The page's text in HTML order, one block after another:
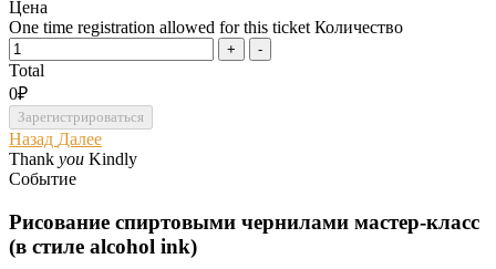
Цена
One time registration allowed for this ticket Количество
Total
0₽
Назад Далее
Thank you Kindly
Событие
Рисование спиртовыми чернилами мастер-класс
(в стиле alcohol ink)